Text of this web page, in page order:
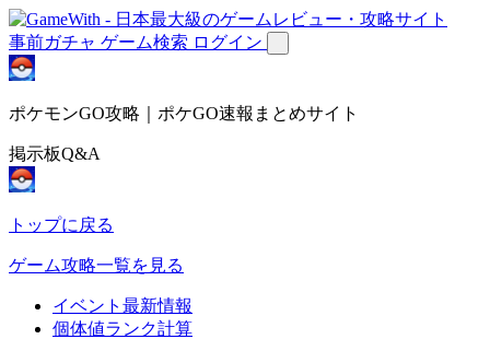
事前ガチャ ゲーム検索 ログイン
ポケモンGO攻略｜ポケGO速報まとめサイト
掲示板Q&A
トップに戻る
ゲーム攻略一覧を見る
イベント最新情報
個体値ランク計算